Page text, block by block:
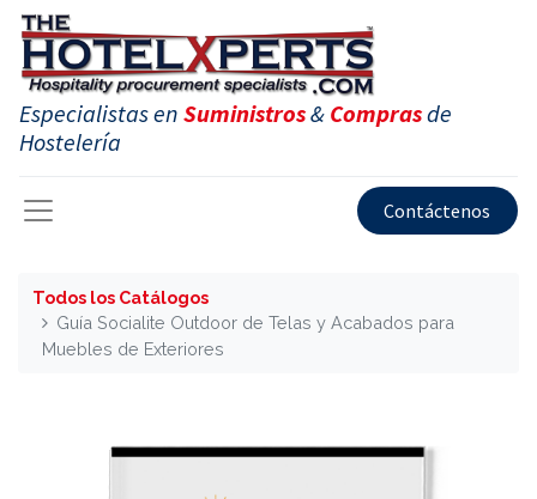
Especialistas en Suministros& Comprasde
Hostelería
Contáctenos
Todos los Catálogos
Guía Socialite Outdoor de Telas y Acabados para
Muebles de Exteriores